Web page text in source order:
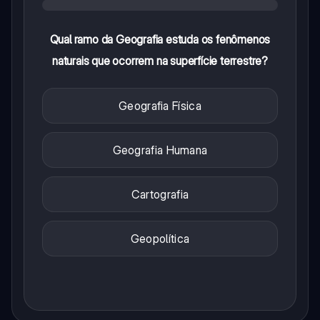
Qual ramo da Geografia estuda os fenômenos
naturais que ocorrem na superfície terrestre?
Geografia Física
Geografia Humana
Cartografia
Geopolítica